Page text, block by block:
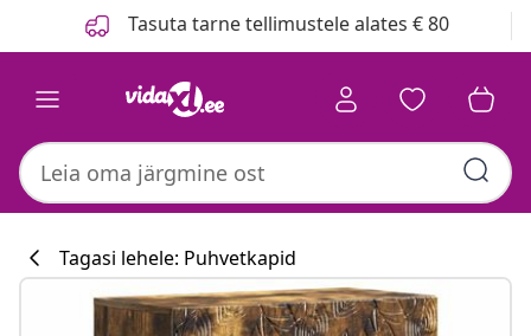
Tasuta tarne tellimustele alates € 80
Tagasi lehele: Puhvetkapid